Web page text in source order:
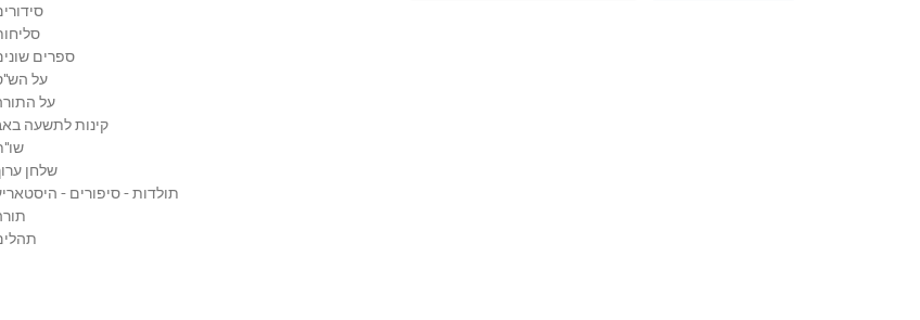
ספרים
על
על
קינות לתשעה
שלחן
תולדות - סיפורים -